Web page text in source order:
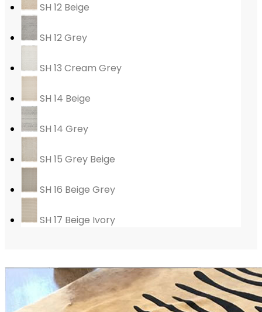
SH 12 Beige
SH 12 Grey
SH 13 Cream Grey
SH 14 Beige
SH 14 Grey
SH 15 Grey Beige
SH 16 Beige Grey
SH 17 Beige Ivory